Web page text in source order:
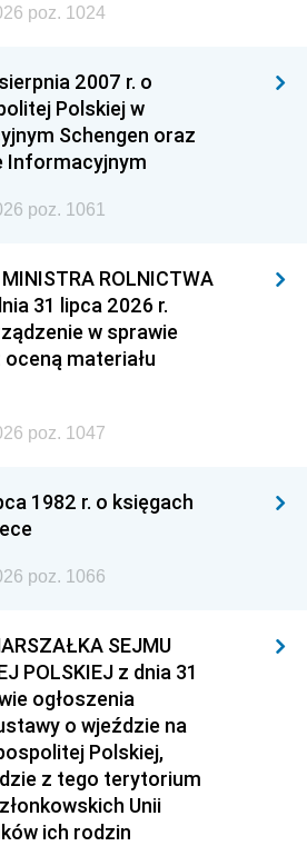
poz. 1024
2007 r. o
Polskiej w
Schengen oraz
Informacyjnym
poz. 1061
ROLNICTWA
31 lipca 2026 r.
w sprawie
materiału
poz. 1047
1982 r. o księgach
poz. 1066
SEJMU
POLSKIEJ z dnia 31
ogłoszenia
o wjeździe na
Polskiej,
z tego terytorium
Unii
ich rodzin